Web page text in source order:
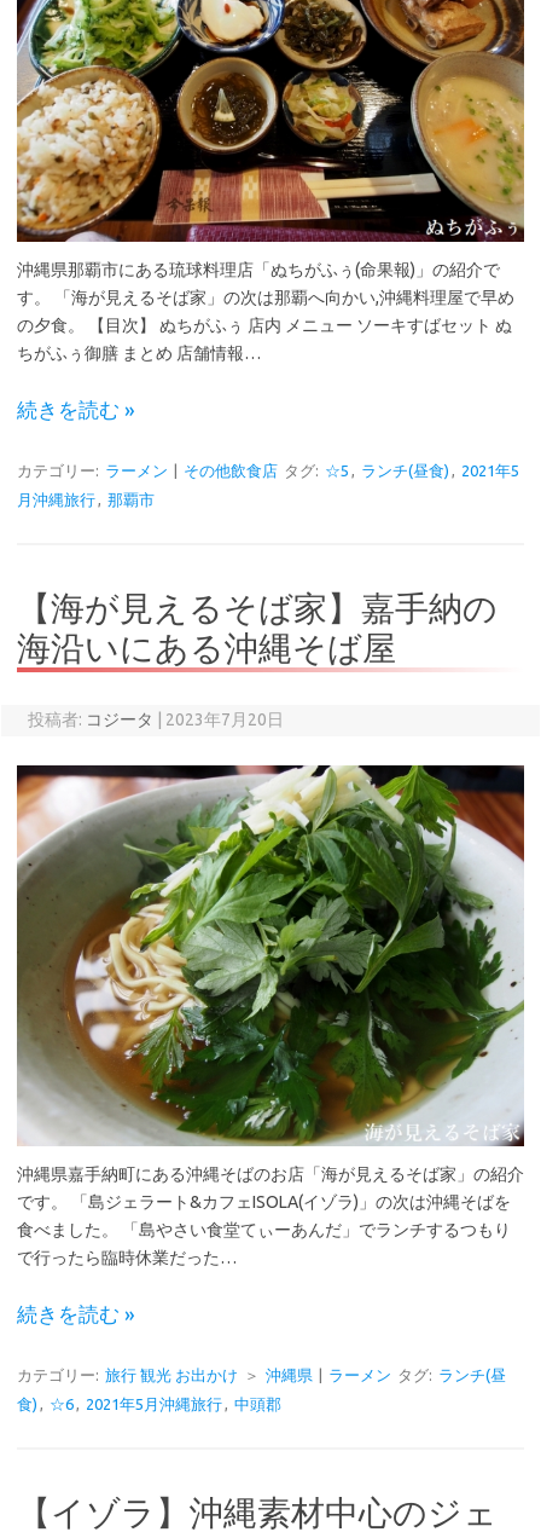
沖縄県那覇市にある琉球料理店「ぬちがふぅ(命果報)」の紹介で
す。 「海が見えるそば家」の次は那覇へ向かい,沖縄料理屋で早め
の夕食。 【目次】 ぬちがふぅ 店内 メニュー ソーキすばセット ぬ
ちがふぅ御膳 まとめ 店舗情報…
続きを読む »
カテゴリー: ラーメン その他飲食店 タグ: ☆5 , ランチ(昼食) , 2021年5
月沖縄旅行, 那覇市
【海が見えるそば家】嘉手納の
海沿いにある沖縄そば屋
投稿者: コジータ 2023年7月20日
沖縄県嘉手納町にある沖縄そばのお店「海が見えるそば家」の紹介
です。 「島ジェラート&カフェISOLA(イゾラ)」の次は沖縄そばを
食べました。 「島やさい食堂てぃーあんだ」でランチするつもり
で行ったら臨時休業だった…
続きを読む »
カテゴリー: 旅行 観光 お出かけ ＞ 沖縄県 ラーメン タグ: ランチ(昼
食) , ☆6, 2021年5月沖縄旅行, 中頭郡
【イゾラ】沖縄素材中心のジェ